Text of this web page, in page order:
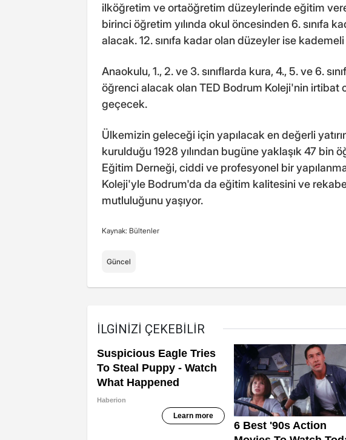
ilköğretim ve ortaöğretim düzeylerinde eğitim
birinci öğretim yılında okul öncesinden 6. sınıfa
alacak. 12. sınıfa kadar olan düzeyler ise
Anaokulu, 1., 2. ve 3. sınıflarda kura, 4., 5. ve 6.
öğrenci alacak olan TED Bodrum Koleji'nin irtibat
geçecek.
Ülkemizin geleceği için yapılacak en değerli
kurulduğu 1928 yılından bugüne yaklaşık 47 bin
Eğitim Derneği, ciddi ve profesyonel bir
Koleji'yle Bodrum'da da eğitim kalitesini ve
mutluluğunu yaşıyor.
Kaynak: Bültenler
Güncel